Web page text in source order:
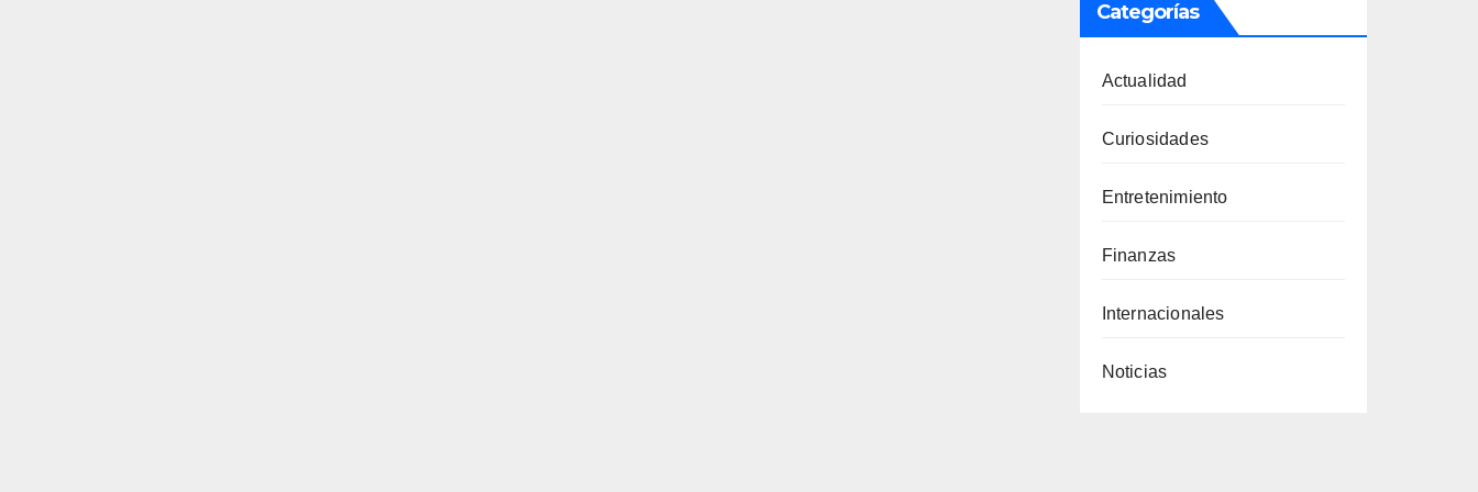
Categorías
Actualidad
Curiosidades
Entretenimiento
Finanzas
Internacionales
Noticias